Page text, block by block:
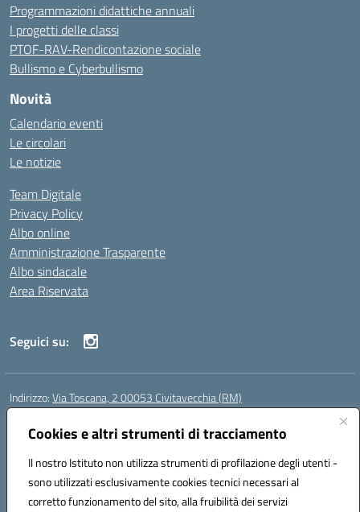
Cookies e altri strumenti di tracciamento
Il nostro Istituto non utilizza strumenti di profilazione degli utenti -
sono utilizzati esclusivamente cookies tecnici necessari al
corretto funzionamento del sito, alla fruibilità dei servizi
Programmazioni didattiche annuali
I progetti delle classi
PTOF-RAV-Rendicontazione sociale
Bullismo e Cyberbullismo
Novità
Calendario eventi
Le circolari
Le notizie
Team Digitale
Privacy Policy
Albo online
Amministrazione Trasparente
Albo sindacale
Area Riservata
Seguici su:
Indirizzo:Via Toscana, 2 00053 Civitavecchia (RM)
Centralino:
Posta elettronica certificata (PEC):rmic8b900g@pec.istruzione.it
Codice fiscale: 91038380589
Codice meccanografico:RMIC8B900G
Codice Indice delle Pubbliche Amministrazioni (IPA): istsc_rmic8b900g